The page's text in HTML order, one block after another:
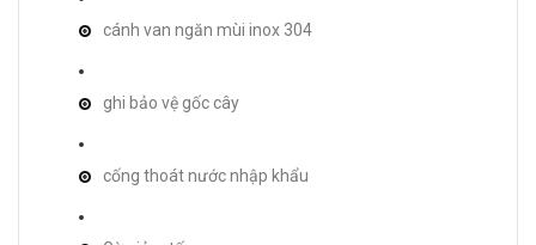
cánh van ngăn mùi inox 304
ghi bảo vệ gốc cây
cống thoát nước nhập khẩu